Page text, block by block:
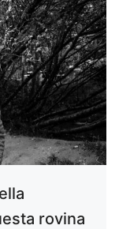
rovina